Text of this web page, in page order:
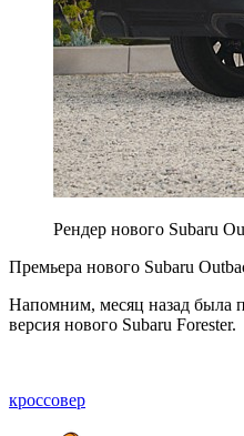
Рендер нового Subaru
Премьера нового Subaru
Напомним, месяц назад была
версия нового Subaru Forester.
кроссовер